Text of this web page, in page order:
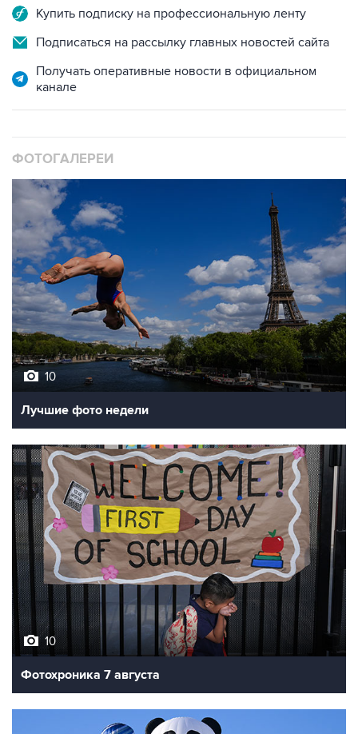
Купить подписку на профессиональную ленту
Подписаться на рассылку главных новостей сайта
Получать оперативные новости в официальном
канале
ФОТОГАЛЕРЕИ
10
Лучшие фото недели
10
Фотохроника 7 августа